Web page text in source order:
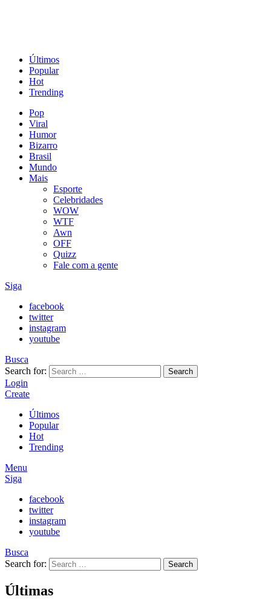
Últimos
Popular
Hot
Trending
Pop
Viral
Humor
Bizarro
Brasil
Mundo
Mais
Esporte
Celebridades
WOW
WTF
Awn
OFF
Quizz
Fale com a gente
Siga
facebook
twitter
instagram
youtube
Busca
Search for:
Search
Login
Create
Últimos
Popular
Hot
Trending
Menu
Siga
facebook
twitter
instagram
youtube
Busca
Search for:
Search
Últimas